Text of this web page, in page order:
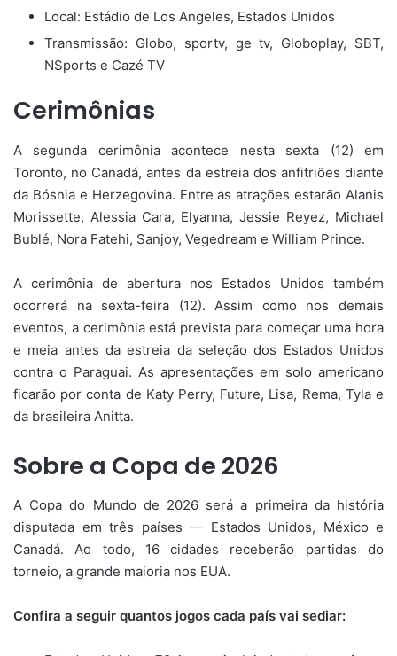
Local: Estádio de Los Angeles, Estados Unidos
Transmissão: Globo, sportv, ge tv, Globoplay, SBT,
NSports e Cazé TV
Cerimônias
A segunda cerimônia acontece nesta sexta (12) em
Toronto, no Canadá, antes da estreia dos anfitriões diante
da Bósnia e Herzegovina. Entre as atrações estarão Alanis
Morissette, Alessia Cara, Elyanna, Jessie Reyez, Michael
Bublé, Nora Fatehi, Sanjoy, Vegedream e William Prince.
A cerimônia de abertura nos Estados Unidos também
ocorrerá na sexta-feira (12). Assim como nos demais
eventos, a cerimônia está prevista para começar uma hora
e meia antes da estreia da seleção dos Estados Unidos
contra o Paraguai. As apresentações em solo americano
ficarão por conta de Katy Perry, Future, Lisa, Rema, Tyla e
da brasileira Anitta.
Sobre a Copa de 2026
A Copa do Mundo de 2026 será a primeira da história
disputada em três países — Estados Unidos, México e
Canadá. Ao todo, 16 cidades receberão partidas do
torneio, a grande maioria nos EUA.
Confira a seguir quantos jogos cada país vai sediar: